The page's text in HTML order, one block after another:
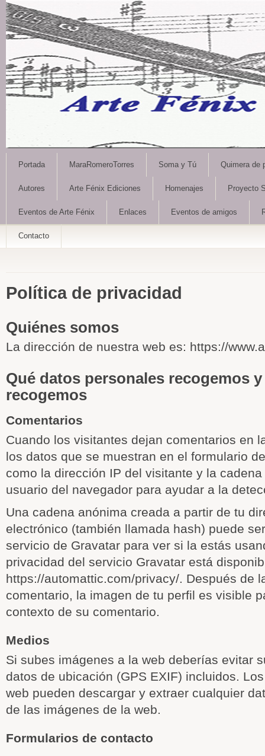
Portada MaraRomeroTorres Soma y Tú Quimera de
Autores Arte Fénix Ediciones Homenajes Proyecto
Eventos de Arte Fénix Enlaces Eventos de amigos
Contacto
Política de privacidad
Quiénes somos
La dirección de nuestra web es: https://
Qué datos personales recogemos
recogemos
Comentarios
Cuando los visitantes dejan comentarios en
los datos que se muestran en el formulario
como la dirección IP del visitante y la
usuario del navegador para ayudar a la
Una cadena anónima creada a partir de tu
electrónico (también llamada hash) puede
servicio de Gravatar para ver si la estás
privacidad del servicio Gravatar está
https://automattic.com/privacy/. Después de
comentario, la imagen de tu perfil es visible
contexto de su comentario.
Medios
Si subes imágenes a la web deberías evitar
datos de ubicación (GPS EXIF) incluidos.
web pueden descargar y extraer cualquier
de las imágenes de la web.
Formularios de contacto